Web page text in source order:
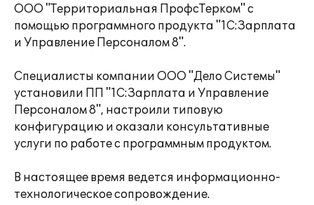
ООО "Территориальная ПрофсТерком" с
помощью программного продукта "1С:Зарплата
и Управление Персоналом 8".
Специалисты компании ООО "Дело Системы"
установили ПП "1С:Зарплата и Управление
Персоналом 8", настроили типовую
конфигурацию и оказали консультативные
услуги по работе с программным продуктом.
В настоящее время ведется информационно-
технологическое сопровождение.